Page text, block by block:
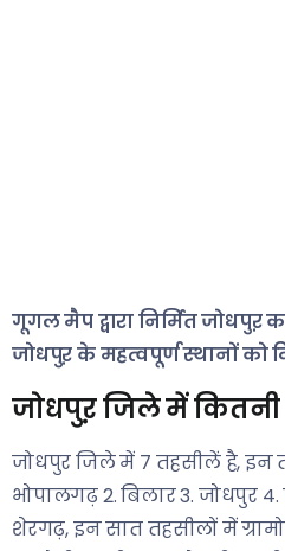
गूगल मैप द्वारा निर्मित जोधपुऱ
जोधपुऱ के महत्वपूर्ण स्थानों को
जोधपुऱ जिले में
जोधपुर जिले में ७ तहसीलें है, इन
भोपालगढ़ 2. बिलार 3. जोधपुर
शेरगढ़, इन सात तहसीलों में